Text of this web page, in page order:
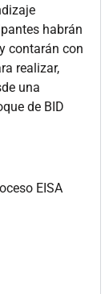
habrán
contarán con
realizar,
una
de BID
EISA